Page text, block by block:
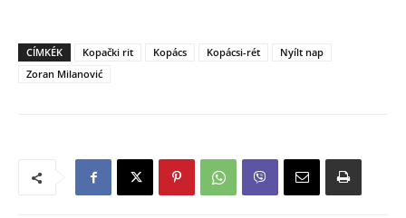
CÍMKÉK Kopački rit Kopács Kopácsi-rét
Nyílt nap
Zoran Milanović